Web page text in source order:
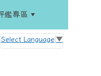
鑑專區
Select Language ▼